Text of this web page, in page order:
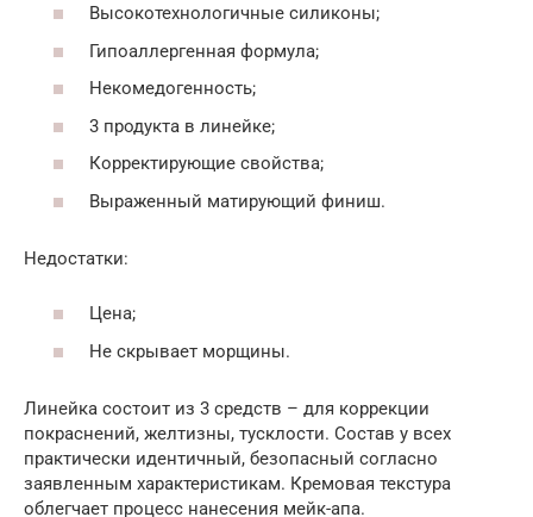
Высокотехнологичные силиконы;
Гипоаллергенная формула;
Некомедогенность;
3 продукта в линейке;
Корректирующие свойства;
Выраженный матирующий финиш.
Недостатки:
Цена;
Не скрывает морщины.
Линейка состоит из 3 средств – для коррекции
покраснений, желтизны, тусклости. Состав у всех
практически идентичный, безопасный согласно
заявленным характеристикам. Кремовая текстура
облегчает процесс нанесения мейк-апа.